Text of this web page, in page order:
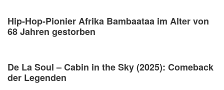
Hip-Hop-Pionier Afrika Bambaataa im Alter von
68 Jahren gestorben
De La Soul – Cabin in the Sky (2025): Comeback
der Legenden